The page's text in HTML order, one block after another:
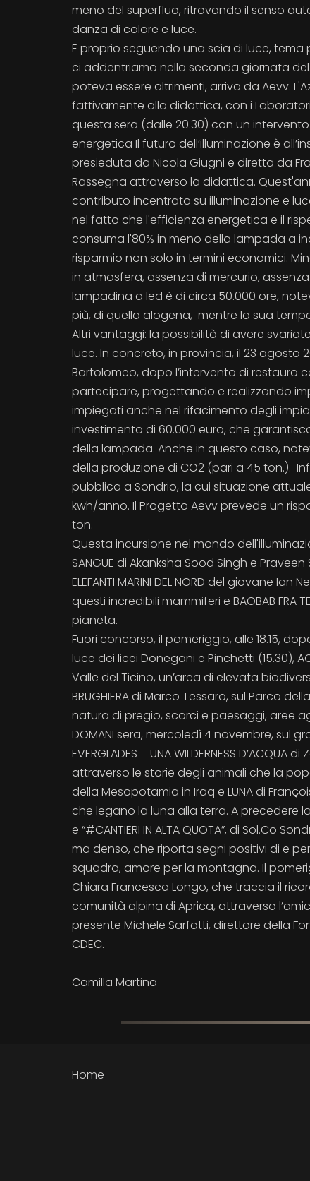
meno del superfluo, ritrovando il senso
danza di colore e luce.
E proprio seguendo una scia di luce, tema
ci addentriamo nella seconda giornata
poteva essere altrimenti, arriva da Aevv.
fattivamente alla didattica, con i
questa sera (dalle 20.30) con un
energetica Il futuro dell’illuminazione è
presieduta da Nicola Giugni e diretta da
Rassegna attraverso la didattica.
contributo incentrato su illuminazione e
nel fatto che l'efficienza energetica e il
consuma l'80% in meno della lampada a
risparmio non solo in termini economici.
in atmosfera, assenza di mercurio,
lampadina a led è di circa 50.000 ore,
più, di quella alogena, mentre la sua
Altri vantaggi: la possibilità di avere
luce. In concreto, in provincia, il 23 agosto
Bartolomeo, dopo l’intervento di restauro
partecipare, progettando e realizzando
impiegati anche nel rifacimento degli
investimento di 60.000 euro, che
della lampada. Anche in questo caso,
della produzione di CO2 (pari a 45 ton.).
pubblica a Sondrio, la cui situazione
kwh/anno. Il Progetto Aevv prevede un
ton.
Questa incursione nel mondo
SANGUE di Akanksha Sood Singh e
ELEFANTI MARINI DEL NORD del giovane
questi incredibili mammiferi e BAOBAB FRA
pianeta.
Fuori concorso, il pomeriggio, alle 18.15,
luce dei licei Donegani e Pinchetti (15.30),
Valle del Ticino, un’area di elevata
BRUGHIERA di Marco Tessaro, sul Parco
natura di pregio, scorci e paesaggi, aree
DOMANI sera, mercoledì 4 novembre, sul
EVERGLADES – UNA WILDERNESS
attraverso le storie degli animali che la
della Mesopotamia in Iraq e LUNA di
che legano la luna alla terra. A precedere
e “#CANTIERI IN ALTA QUOTA”, di Sol.Co
ma denso, che riporta segni positivi di e
squadra, amore per la montagna. Il
Chiara Francesca Longo, che traccia il
comunità alpina di Aprica, attraverso
presente Michele Sarfatti, direttore della
CDEC.
Camilla Martina
Home